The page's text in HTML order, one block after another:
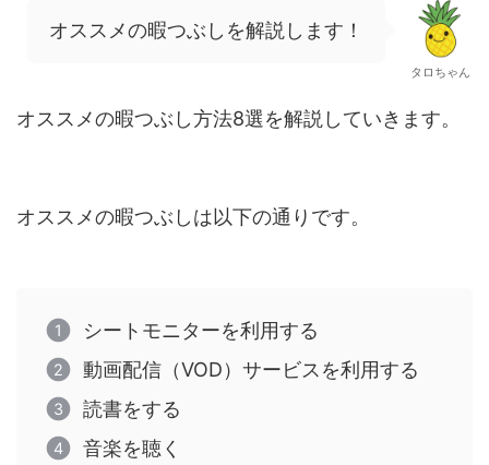
オススメの暇つぶしを解説します！
タロちゃん
オススメの暇つぶし方法8選を解説していきます。
オススメの暇つぶしは以下の通りです。
シートモニターを利用する
動画配信（VOD）サービスを利用する
読書をする
音楽を聴く